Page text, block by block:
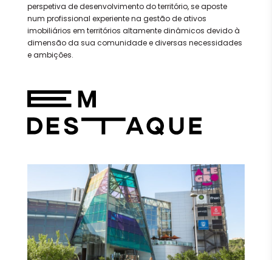
perspetiva de desenvolvimento do território, se aposte
num profissional experiente na gestão de ativos
imobiliários em territórios altamente dinâmicos devido à
dimensão da sua comunidade e diversas necessidades
e ambições.